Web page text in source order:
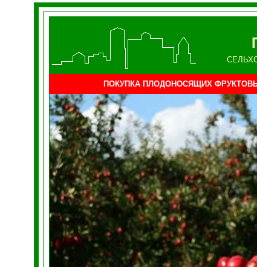
ПОКУПКА ПЛОДОНОСЯЩИХ